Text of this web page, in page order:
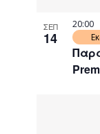
ΣΕΠ
14
20:00